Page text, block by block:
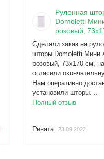
Рулонная
Domoletti
розовый,
Сделали заказ на
шторы Domoletti Мини
розовый, 73x170 см,
огласили
Нам оперативно
установили шторы. ..
Полный отзыв
Рената 23.09.2022